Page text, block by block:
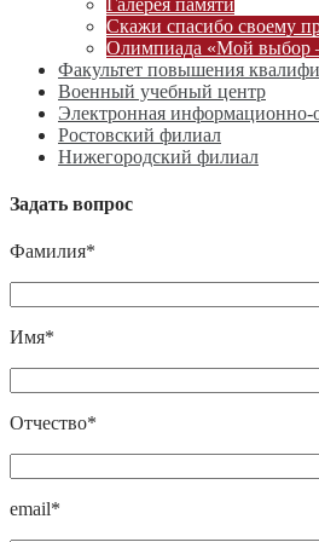
Скажи спасибо своему
Олимпиада «Мой выбор
Факультет повышения
Военный учебный центр
Электронная информационно-
Ростовский филиал
Нижегородский филиал
Задать вопрос
Фамилия*
Имя*
Отчество*
email*